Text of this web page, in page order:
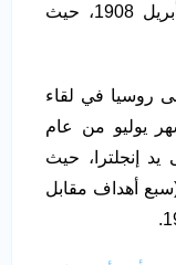
سجلت ألمانيا أول مباراة لها في 5 أبريل 1908، حيث
للمنتخب جاء بنتيجة 16-0 على روسيا في لقاء
يوليو من عام
يد إنجلترا، حيث
أهداف مقابل